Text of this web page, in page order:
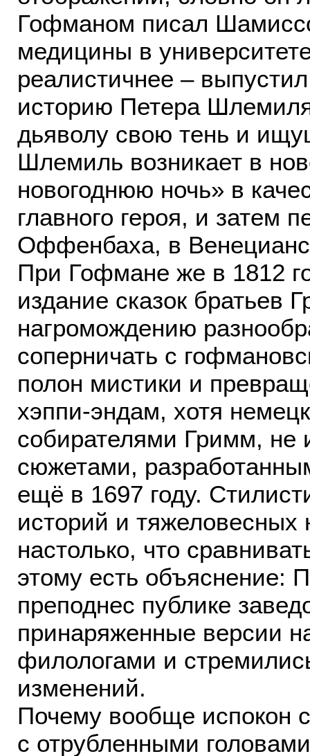
Гофманом писал
медицины в
реалистичнее –
историю Петера
дьяволу свою тень и
Шлемиль возникает в
новогоднюю ночь» в
главного героя, и затем
Оффенбаха, в
При Гофмане же в 1812
издание сказок братьев
нагромождению
соперничать с
полон мистики и
хэппи-эндам, хотя
собирателями Гримм, не
сюжетами,
ещё в 1697 году.
историй и тяжеловесных
настолько, что
этому есть объяснение:
преподнес публике
принаряженные версии
филологами и
изменений.
Почему вообще испокон
с отрубленными